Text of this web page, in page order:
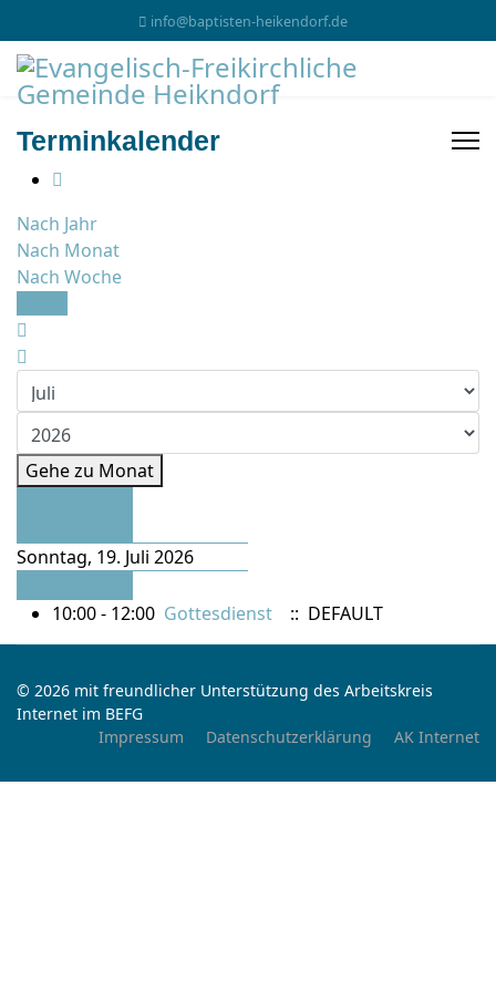
info@baptisten-heikendorf.de
Terminkalender
Nach Jahr
Nach Monat
Nach Woche
Gehe zu Monat
Sonntag, 19. Juli 2026
10:00 - 12:00 Gottesdienst :: DEFAULT
© 2026 mit freundlicher Unterstützung des Arbeitskreis
Internet im BEFG
Impressum
Datenschutzerklärung AK Internet